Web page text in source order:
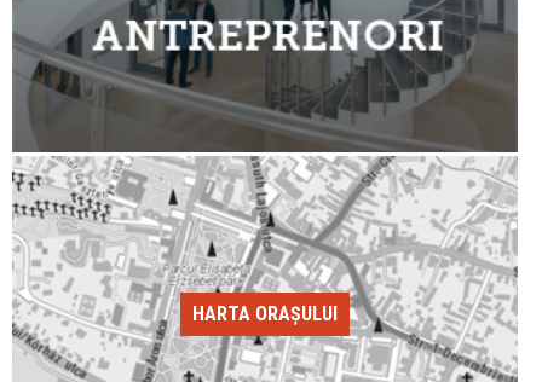
HARTA ORAȘULUI